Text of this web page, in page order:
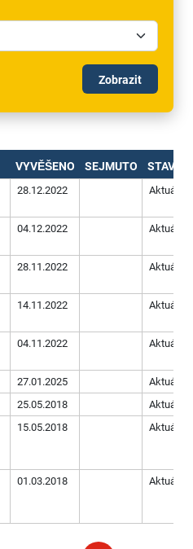
Zobrazit
VYVĚŠENO SEJMUTO STAV
28.12.2022 Aktuální
04.12.2022 Aktuální
28.11.2022 Aktuální
14.11.2022 Aktuální
04.11.2022 Aktuální
27.01.2025
Aktuální
25.05.2018
Aktuální
15.05.2018 Aktuální
01.03.2018 Aktuální